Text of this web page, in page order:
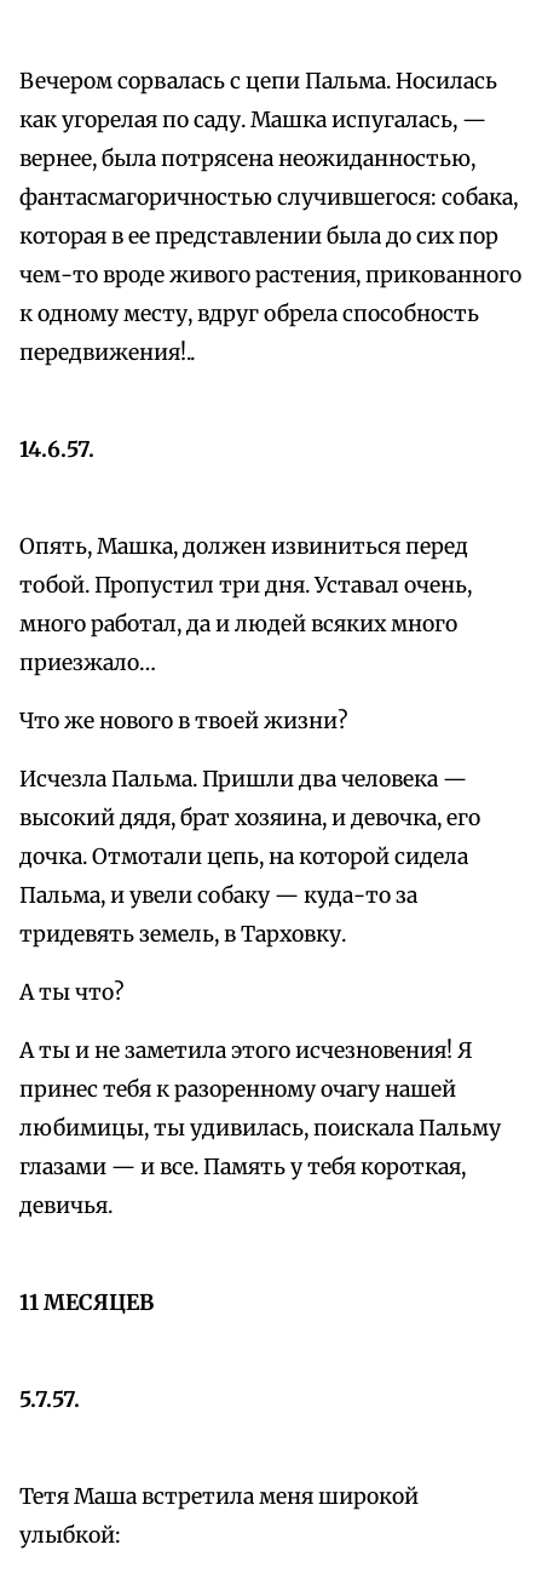
Вечером сорвалась с цепи Пальма. Носилась
как угорелая по саду. Машка испугалась, —
вернее, была потрясена неожиданностью,
фантасмагоричностью случившегося: собака,
которая в ее представлении была до сих пор
чем-то вроде живого растения, прикованного
к одному месту, вдруг обрела способность
передвижения!..
14.6.57.
Опять, Машка, должен извиниться перед
тобой. Пропустил три дня. Уставал очень,
много работал, да и людей всяких много
приезжало…
Что же нового в твоей жизни?
Исчезла Пальма. Пришли два человека —
высокий дядя, брат хозяина, и девочка, его
дочка. Отмотали цепь, на которой сидела
Пальма, и увели собаку — куда-то за
тридевять земель, в Тарховку.
А ты что?
А ты и не заметила этого исчезновения! Я
принес тебя к разоренному очагу нашей
любимицы, ты удивилась, поискала Пальму
глазами — и все. Память у тебя короткая,
девичья.
11 МЕСЯЦЕВ
5.7.57.
Тетя Маша встретила меня широкой
улыбкой: